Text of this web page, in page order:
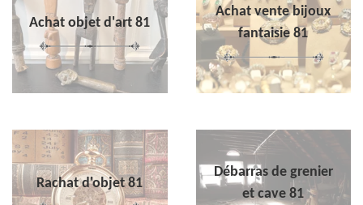
Achat objet d'art 81
Achat vente bijoux
fantaisie 81
Rachat d'objet 81
Débarras de grenier
et cave 81